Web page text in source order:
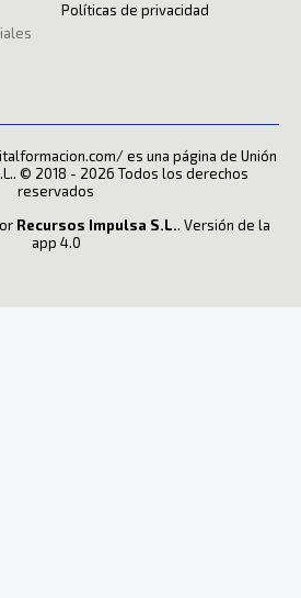
Políticas de privacidad
es una página de Unión
© 2018 - 2026 Todos los derechos
reservados
Recursos Impulsa S.L.. Versión de la
app 4.0